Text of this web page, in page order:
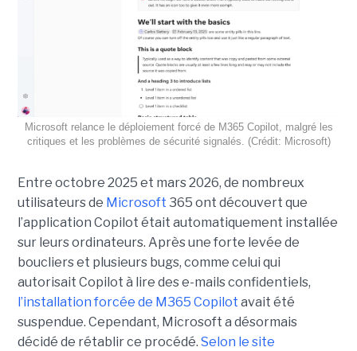
Microsoft relance le déploiement forcé de M365 Copilot, malgré les
critiques et les problèmes de sécurité signalés. (Crédit: Microsoft)
Entre octobre 2025 et mars 2026, de nombreux
utilisateurs de Microsoft 365 ont découvert que
l’application Copilot était automatiquement installée
sur leurs ordinateurs. Après une forte levée de
boucliers et plusieurs bugs, comme celui qui
autorisait Copilot à lire des e-mails confidentiels,
l’installation forcée de M365 Copilot avait été
suspendue. Cependant, Microsoft a désormais
décidé de rétablir ce procédé. Selon le site